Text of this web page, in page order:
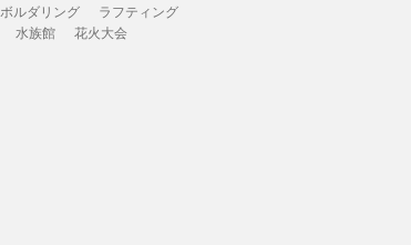
ボルダリング
ラフティング
水族館 花火大会